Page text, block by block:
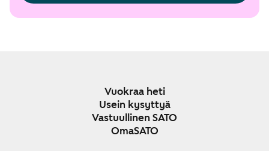
Vuokraa heti
Usein kysyttyä
Vastuullinen SATO
OmaSATO